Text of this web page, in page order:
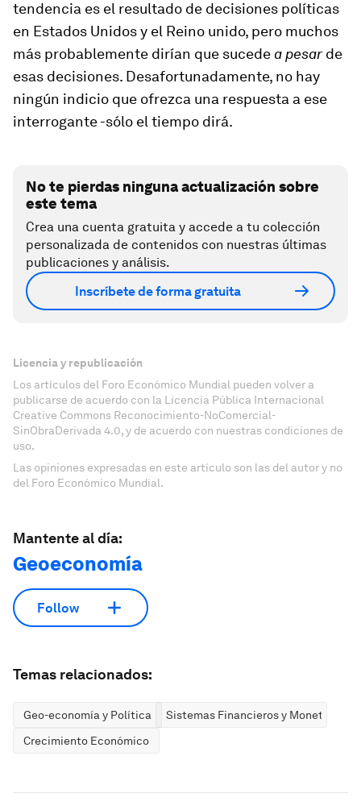
tendencia es el resultado de decisiones políticas
en Estados Unidos y el Reino unido, pero muchos
más probablemente dirían que sucedea pesarde
esas decisiones. Desafortunadamente, no hay
ningún indicio que ofrezca una respuesta a ese
interrogante -sólo el tiempo dirá.
No te pierdas ninguna actualización sobre
este tema
Crea una cuenta gratuita y accede a tu colección
personalizada de contenidos con nuestras últimas
publicaciones y análisis.
Inscríbete de forma gratuita
Licencia y republicación
Los artículos del Foro Económico Mundial pueden volver a
publicarse de acuerdo con la Licencia Pública Internacional
Creative Commons Reconocimiento-NoComercial-
SinObraDerivada 4.0, y de acuerdo con nuestras condiciones de
uso.
Las opiniones expresadas en este artículo son las del autor y no
del Foro Económico Mundial.
Mantente al día:
Geoeconomía
Follow
Temas relacionados:
Geo-economía y Política
Sistemas Financieros y Monetarios
Crecimiento Económico